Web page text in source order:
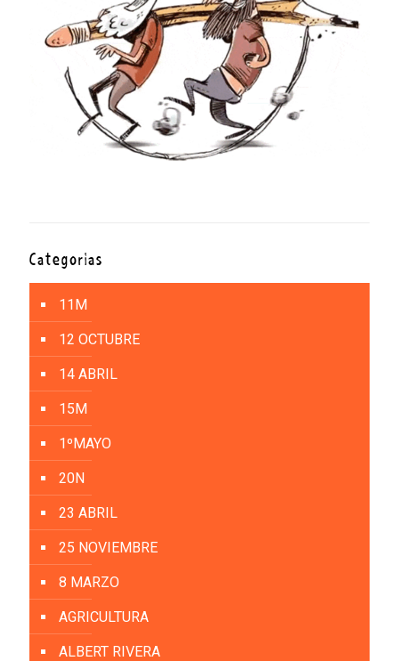
Categorías
11M
12 OCTUBRE
14 ABRIL
15M
1ºMAYO
20N
23 ABRIL
25 NOVIEMBRE
8 MARZO
AGRICULTURA
ALBERT RIVERA